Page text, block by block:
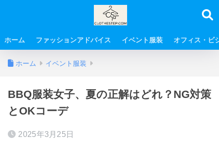
ホーム ファッションアドバイス イベント服装 オフィス・ビ
ホーム イベント服装
BBQ服装女子、夏の正解はどれ？NG対策
とOKコーデ
2025年3月25日